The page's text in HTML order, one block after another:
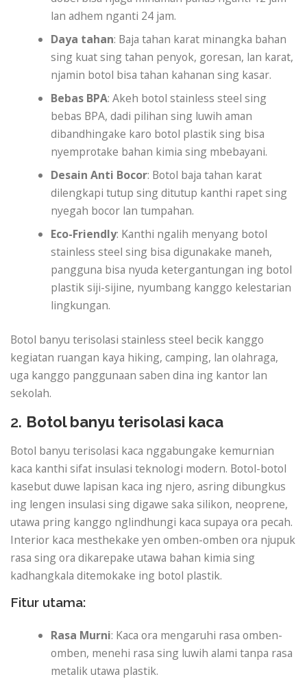
lan adhem nganti 24 jam.
Daya tahan: Baja tahan karat minangka bahan
sing kuat sing tahan penyok, goresan, lan karat,
njamin botol bisa tahan kahanan sing kasar.
Bebas BPA: Akeh botol stainless steel sing
bebas BPA, dadi pilihan sing luwih aman
dibandhingake karo botol plastik sing bisa
nyemprotake bahan kimia sing mbebayani.
Desain Anti Bocor: Botol baja tahan karat
dilengkapi tutup sing ditutup kanthi rapet sing
nyegah bocor lan tumpahan.
Eco-Friendly: Kanthi ngalih menyang botol
stainless steel sing bisa digunakake maneh,
pangguna bisa nyuda ketergantungan ing botol
plastik siji-sijine, nyumbang kanggo kelestarian
lingkungan.
Botol banyu terisolasi stainless steel becik kanggo
kegiatan ruangan kaya hiking, camping, lan olahraga,
uga kanggo panggunaan saben dina ing kantor lan
sekolah.
2. Botol banyu terisolasi kaca
Botol banyu terisolasi kaca nggabungake kemurnian
kaca kanthi sifat insulasi teknologi modern. Botol-botol
kasebut duwe lapisan kaca ing njero, asring dibungkus
ing lengen insulasi sing digawe saka silikon, neoprene,
utawa pring kanggo nglindhungi kaca supaya ora pecah.
Interior kaca mesthekake yen omben-omben ora njupuk
rasa sing ora dikarepake utawa bahan kimia sing
kadhangkala ditemokake ing botol plastik.
Fitur utama:
Rasa Murni: Kaca ora mengaruhi rasa omben-
omben, menehi rasa sing luwih alami tanpa rasa
metalik utawa plastik.